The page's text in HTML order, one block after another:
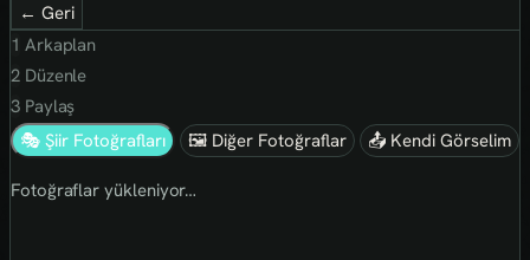
← Geri
1 Arkaplan
2Düzenle
3Paylaş
🎭 Şiir Fotoğrafları
🖼 Diğer Fotoğraflar 📤 Kendi Görselim
Fotoğraflar yükleniyor…